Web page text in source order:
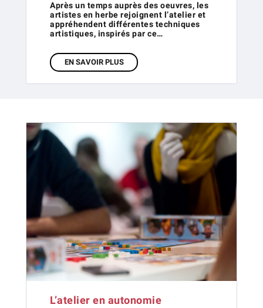
Après un temps auprès des oeuvres, les
artistes en herbe rejoignent l’atelier et
appréhendent différentes techniques
artistiques, inspirés par ce…
EN SAVOIR PLUS
L’atelier en autonomie